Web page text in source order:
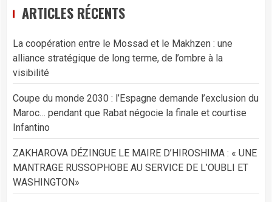
ARTICLES RÉCENTS
La coopération entre le Mossad et le Makhzen : une
alliance stratégique de long terme, de l’ombre à la
visibilité
Coupe du monde 2030 : l’Espagne demande l’exclusion du
Maroc… pendant que Rabat négocie la finale et courtise
Infantino
ZAKHAROVA DÉZINGUE LE MAIRE D’HIROSHIMA : « UNE
MANTRAGE RUSSOPHOBE AU SERVICE DE L’OUBLI ET
WASHINGTON»